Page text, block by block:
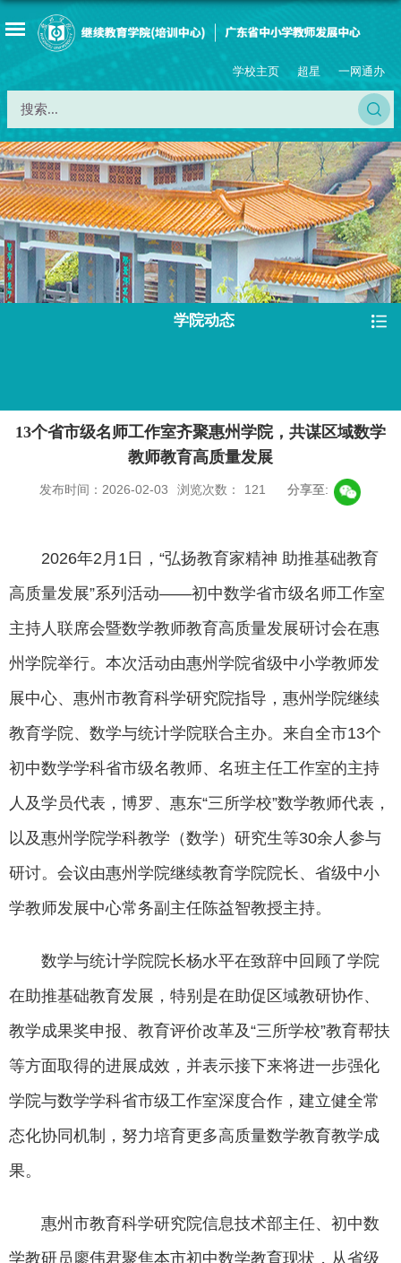
学校主页 超星 一网通办
学院动态
13个省市级名师工作室齐聚惠州学院，共谋区域数学
教师教育高质量发展
发布时间：2026-02-03 浏览次数： 121 分享至:
2026年2月1日，“弘扬教育家精神 助推基础教育
高质量发展”系列活动——初中数学省市级名师工作室
主持人联席会暨数学教师教育高质量发展研讨会在惠
州学院举行。本次活动由惠州学院省级中小学教师发
展中心、惠州市教育科学研究院指导，惠州学院继续
教育学院、数学与统计学院联合主办。来自全市13个
初中数学学科省市级名教师、名班主任工作室的主持
人及学员代表，博罗、惠东“三所学校”数学教师代表，
以及惠州学院学科教学（数学）研究生等30余人参与
研讨。会议由惠州学院继续教育学院院长、省级中小
学教师发展中心常务副主任陈益智教授主持。
数学与统计学院院长杨水平在致辞中回顾了学院
在助推基础教育发展，特别是在助促区域教研协作、
教学成果奖申报、教育评价改革及“三所学校”教育帮扶
等方面取得的进展成效，并表示接下来将进一步强化
学院与数学学科省市级工作室深度合作，建立健全常
态化协同机制，努力培育更多高质量数学教育教学成
果。
惠州市教育科学研究院信息技术部主任、初中数
学教研员廖伟君聚焦本市初中数学教育现状，从省级